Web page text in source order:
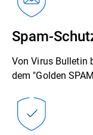
Spam-
Von Virus Bulletin
dem "Golden